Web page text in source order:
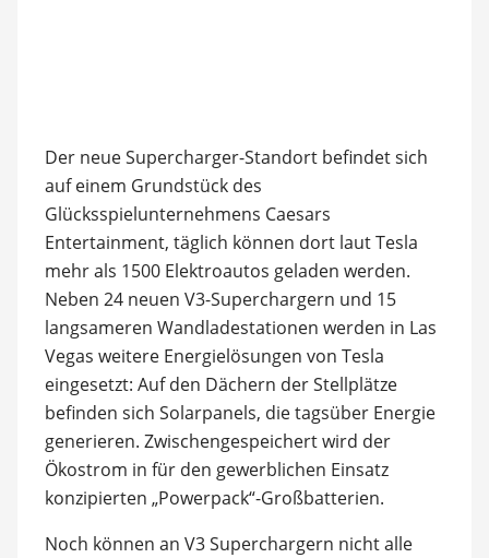
Der neue Supercharger-Standort befindet sich
auf einem Grundstück des
Glücksspielunternehmens Caesars
Entertainment, täglich können dort laut Tesla
mehr als 1500 Elektroautos geladen werden.
Neben 24 neuen V3-Superchargern und 15
langsameren Wandladestationen werden in Las
Vegas weitere Energielösungen von Tesla
eingesetzt: Auf den Dächern der Stellplätze
befinden sich Solarpanels, die tagsüber Energie
generieren. Zwischengespeichert wird der
Ökostrom in für den gewerblichen Einsatz
konzipierten „Powerpack“-Großbatterien.
Noch können an V3 Superchargern nicht alle